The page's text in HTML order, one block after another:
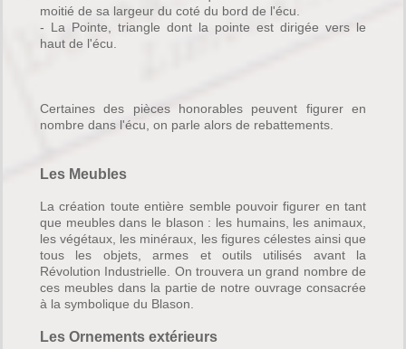
moitié de sa largeur du coté du bord de l'écu.
- La Pointe, triangle dont la pointe est dirigée vers le
haut de l'écu.
Certaines des pièces honorables peuvent figurer en
nombre dans l'écu, on parle alors de rebattements.
Les Meubles
La création toute entière semble pouvoir figurer en tant
que meubles dans le blason : les humains, les animaux,
les végétaux, les minéraux, les figures célestes ainsi que
tous les objets, armes et outils utilisés avant la
Révolution Industrielle. On trouvera un grand nombre de
ces meubles dans la partie de notre ouvrage consacrée
à la symbolique du Blason.
Les Ornements extérieurs